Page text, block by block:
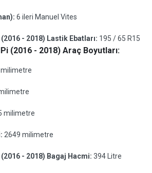
6 ileri Manuel Vites
(2016 - 2018) Lastik Ebatları: 195 / 65 R15
(2016 - 2018) Araç Boyutları:
milimetre
2649 milimetre
(2016 - 2018) Bagaj Hacmi: 394 Litre